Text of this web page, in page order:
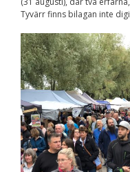
Tyvärr finns bilagan inte